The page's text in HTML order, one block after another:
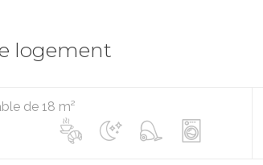
logement
de 18 m²